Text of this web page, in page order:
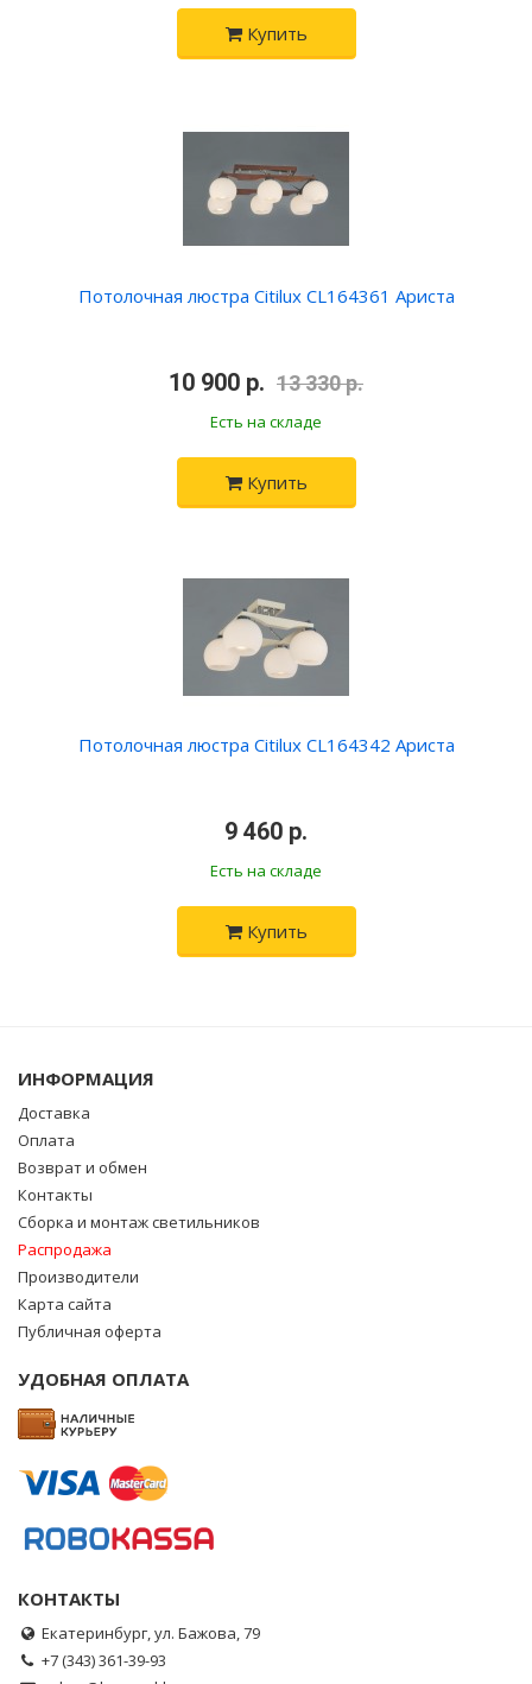
Купить
Потолочная люстра Citilux CL164361 Ариста
10 900 р. 13 330 р.
Есть на складе
Купить
Потолочная люстра Citilux CL164342 Ариста
9 460 р.
Есть на складе
Купить
ИНФОРМАЦИЯ
Доставка
Оплата
Возврат и обмен
Контакты
Сборка и монтаж светильников
Распродажа
Производители
Карта сайта
Публичная оферта
УДОБНАЯ ОПЛАТА
КОНТАКТЫ
Екатеринбург, ул. Бажова, 79
+7 (343) 361-39-93